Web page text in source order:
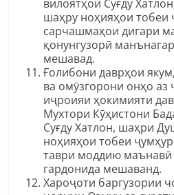
вилоятҳои Суғду
шаҳру ноҳияҳои тобеи
сарчашмаҳои дигари
қонунгузорӣ
мешавад.
Ғолибони даврҳои
ва омӯзгорони онҳо
иҷроияи ҳокимияти
Мухтори Кӯҳистони
Суғду Хатлон, шаҳри
ноҳияҳои тобеи
таври моддию маънавӣ
гардонида мешаванд.
Хароҷоти баргузории